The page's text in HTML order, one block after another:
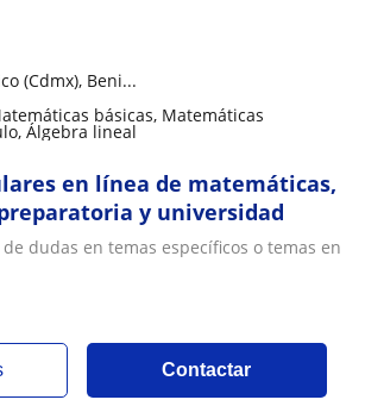
(Cdmx), Beni...
básicas, Matemáticas
Álgebra lineal
en línea de matemáticas,
y universidad
dudas en temas específicos o temas en
Contactar